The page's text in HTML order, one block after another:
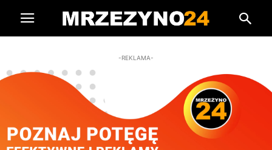
-REKLAMA-